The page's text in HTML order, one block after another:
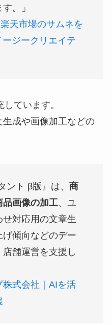
。」
天市場のサムネを
ージークリエイテ
ています。
成や画像加工などの
ント β版』は、 商
品画像の加工、ユ
対応用の文章生
傾向などのデー
舗運営を支援し
株式会社｜AIを活